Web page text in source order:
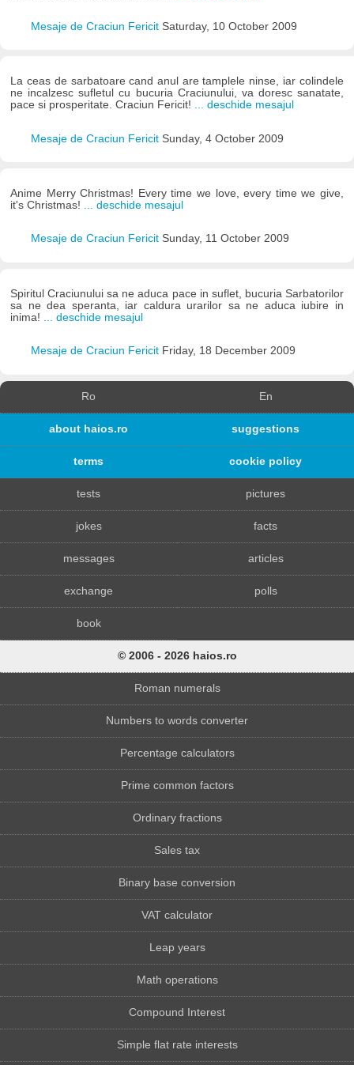
Mesaje de Craciun Fericit Saturday, 10 October 2009
La ceas de sarbatoare cand anul are tamplele ninse, iar colindele
ne incalzesc sufletul cu bucuria Craciunului, va doresc sanatate,
pace si prosperitate. Craciun Fericit! ... deschide mesajul
Mesaje de Craciun Fericit Sunday, 4 October 2009
Anime Merry Christmas! Every time we love, every time we give,
it's Christmas! ... deschide mesajul
Mesaje de Craciun Fericit Sunday, 11 October 2009
Spiritul Craciunului sa ne aduca pace in suflet, bucuria Sarbatorilor
sa ne dea speranta, iar caldura urarilor sa ne aduca iubire in
inima!
... deschide mesajul
Mesaje de Craciun Fericit Friday, 18 December 2009
Ro En
about haios.ro suggestions
terms cookie policy
tests pictures
jokes facts
messages articles
exchange polls
book
© 2006 - 2026 haios.ro
Roman numerals
Numbers to words converter
Percentage calculators
Prime common factors
Ordinary fractions
Sales tax
Binary base conversion
VAT calculator
Leap years
Math operations
Compound Interest
Simple flat rate interests